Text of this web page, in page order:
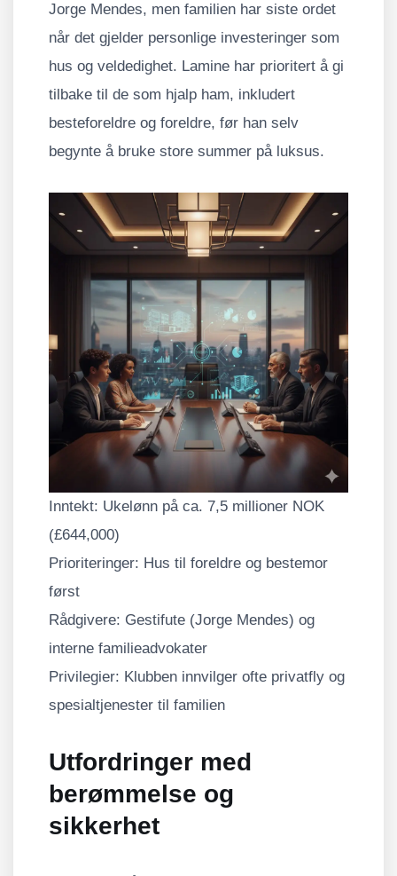
Jorge Mendes, men familien har siste ordet
når det gjelder personlige investeringer som
hus og veldedighet. Lamine har prioritert å gi
tilbake til de som hjalp ham, inkludert
besteforeldre og foreldre, før han selv
begynte å bruke store summer på luksus.
Inntekt: Ukelønn på ca. 7,5 millioner NOK
(£644,000)
Prioriteringer: Hus til foreldre og bestemor
først
Rådgivere: Gestifute (Jorge Mendes) og
interne familieadvokater
Privilegier: Klubben innvilger ofte privatfly og
spesialtjenester til familien
Utfordringer med
berømmelse og
sikkerhet